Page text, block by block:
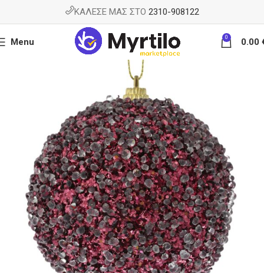
ΚΑΛΕΣΕ ΜΑΣ ΣΤΟ 2310-908122
Menu 0 0.00